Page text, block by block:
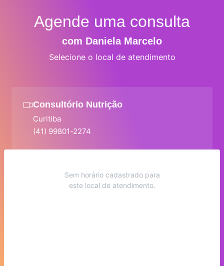
Agende uma consulta
com Daniela Marcelo
Selecione o local de atendimento
Consultório Nutrição
Curitiba
(41) 99801-2274
Sem horário cadastrado para
este local de atendimento.